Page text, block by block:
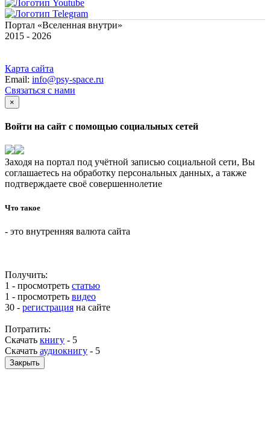
Портал «Вселенная внутри»
2015 - 2026
Карта сайта
Email: info@psy-space.ru
Связаться с нами
×
Войти на сайт с помощью социальных сетей
Заходя на портал под учётной записью социальной сети, Вы
соглашаетесь на обработку персональных данных, а также
подтверждаете своё совершеннолетие
Что такое
- это внутренняя валюта сайта
Получить:
1 - просмотреть статью
1 - просмотреть видео
30 - регистрация на сайте
Потратить:
Скачать книгу - 5
Скачать аудиокнигу - 5
Закрыть